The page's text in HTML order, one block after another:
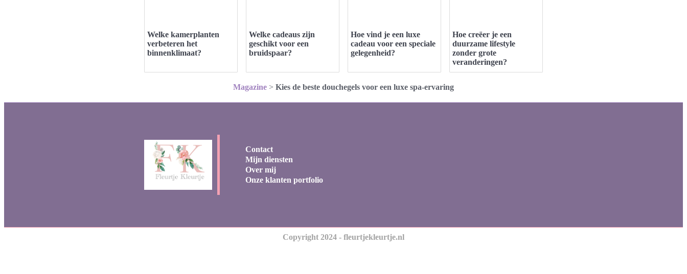
Welke kamerplanten
verbeteren het
binnenklimaat?
Welke cadeaus zijn
geschikt voor een
bruidspaar?
Hoe vind je een luxe
cadeau voor een speciale
gelegenheid?
Hoe creëer je een
duurzame lifestyle
zonder grote
veranderingen?
Magazine > Kies de beste douchegels voor een luxe spa-ervaring
Contact
Mijn diensten
Over mij
Onze klanten portfolio
Copyright 2024 - fleurtjekleurtje.nl